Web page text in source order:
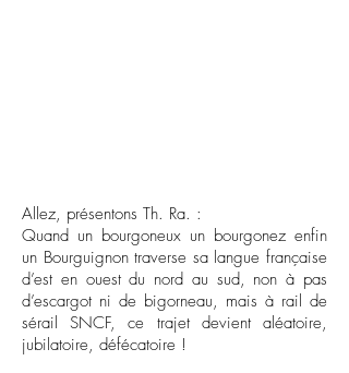
Allez, présentons Th. Ra. :
Quand un bourgoneux un bourgonez enfin
un Bourguignon traverse sa langue française
d’est en ouest du nord au sud, non à pas
d’escargot ni de bigorneau, mais à rail de
sérail SNCF, ce trajet devient aléatoire,
jubilatoire, défécatoire !